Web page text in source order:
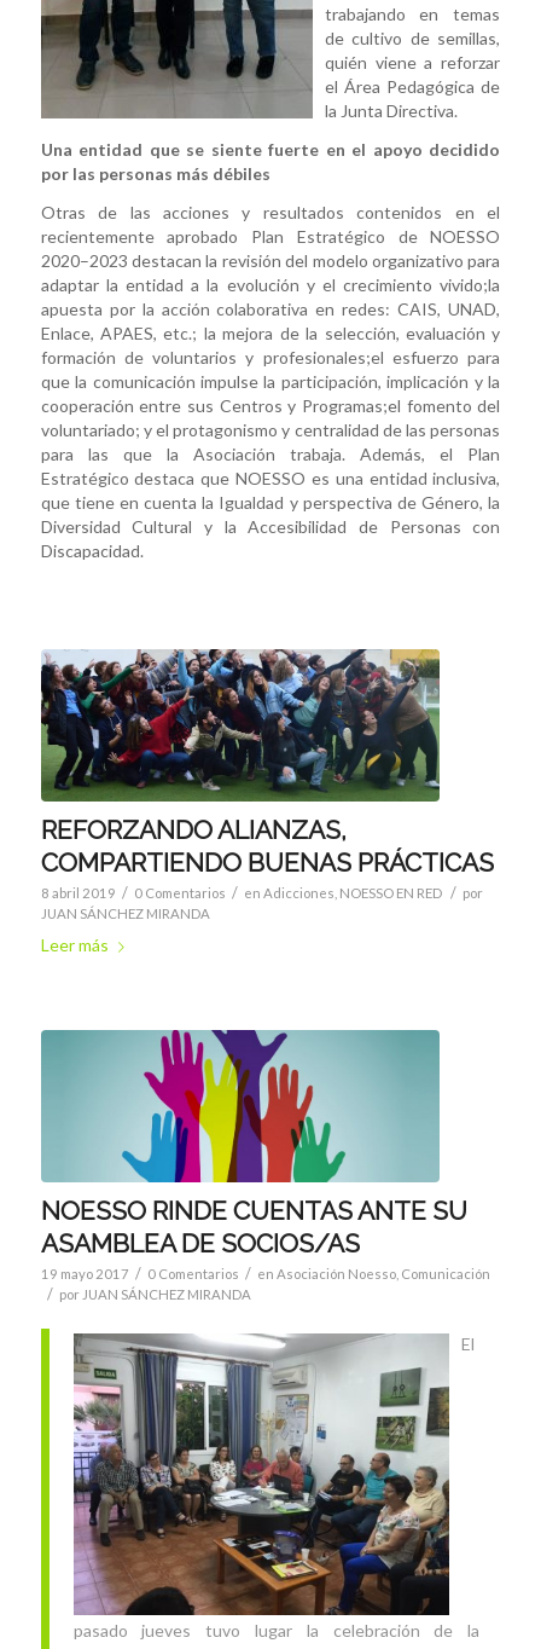
trabajando en temas
de cultivo de semillas,
quién viene a reforzar
el Área Pedagógica de
la Junta Directiva.
Una entidad que se siente fuerte en el apoyo decidido
por las personas más débiles
Otras de las acciones y resultados contenidos en el
recientemente aprobado Plan Estratégico de NOESSO
2020–2023 destacan la revisión del modelo organizativo para
adaptar la entidad a la evolución y el crecimiento vivido;la
apuesta por la acción colaborativa en redes: CAIS, UNAD,
Enlace, APAES, etc.; la mejora de la selección, evaluación y
formación de voluntarios y profesionales;el esfuerzo para
que la comunicación impulse la participación, implicación y la
cooperación entre sus Centros y Programas;el fomento del
voluntariado; y el protagonismo y centralidad de las personas
para las que la Asociación trabaja. Además, el Plan
Estratégico destaca que NOESSO es una entidad inclusiva,
que tiene en cuenta la Igualdad y perspectiva de Género, la
Diversidad Cultural y la Accesibilidad de Personas con
Discapacidad.
REFORZANDO ALIANZAS,
COMPARTIENDO BUENAS PRÁCTICAS
8 abril 2019 / 0 Comentarios / en Adicciones NOESSO EN RED / por
JUAN SÁNCHEZ MIRANDA
Leer más
NOESSO RINDE CUENTAS ANTE SU
ASAMBLEA DE SOCIOS/AS
19 mayo 2017 / 0 Comentarios / en Asociación Noesso, Comunicación
/ por JUAN SÁNCHEZ MIRANDA
El
pasado jueves tuvo lugar la celebración de la